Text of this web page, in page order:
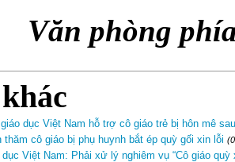
Văn phòng
dục Việt Nam hỗ trợ cô giáo trẻ bị hôn mê
thăm cô giáo bị phụ huynh bắt ép quỳ gối xin lỗi
Việt Nam: Phải xử lý nghiêm vụ “Cô giáo quỳ